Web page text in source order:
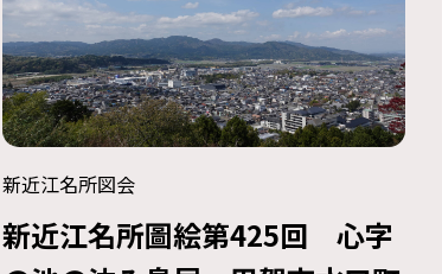
新近江名所図会
新近江名所圖絵第425回 心字